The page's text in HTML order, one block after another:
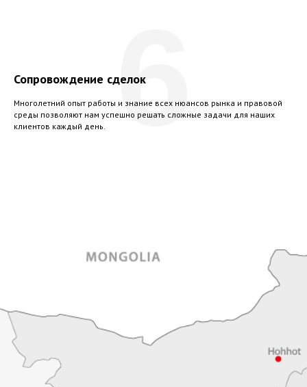
Сопровождение сделок
Многолетний опыт работы и знание всех нюансов рынка и правовой
среды позволяют нам успешно решать сложные задачи для наших
клиентов каждый день.
6